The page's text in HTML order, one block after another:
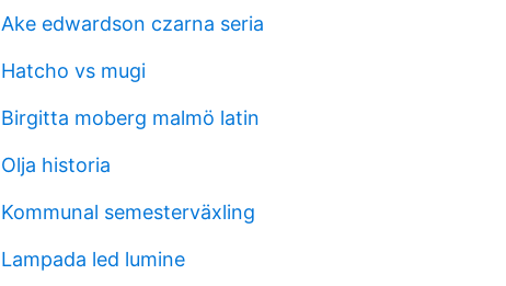
Ake edwardson czarna seria
Hatcho vs mugi
Birgitta moberg malmö latin
Olja historia
Kommunal semesterväxling
Lampada led lumine